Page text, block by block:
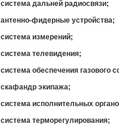
система дальней радиосвязи;
антенно-фидерные устройства;
система измерений;
система телевидения;
система обеспечения газового
скафандр экипажа;
система исполнительных
система терморегулирования;